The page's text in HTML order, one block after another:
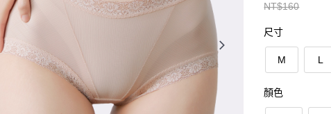
NT$160
尺寸
M L
顏色